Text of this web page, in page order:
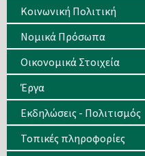
Κοινωνική Πολιτική
Νομικά Πρόσωπα
Οικονομικά Στοιχεία
Έργα
Εκδηλώσεις - Πολιτισμός
Τοπικές πληροφορίες